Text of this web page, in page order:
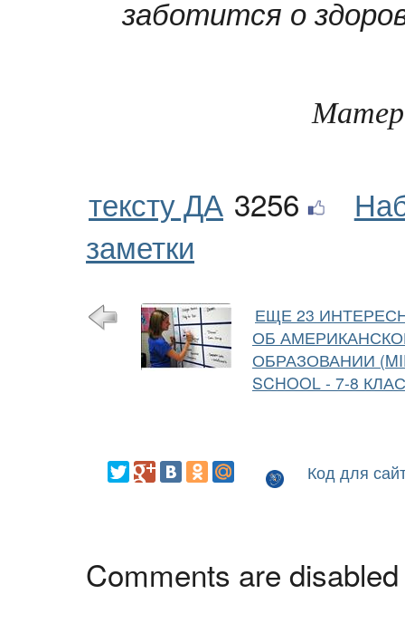
заботится о
тексту ДА 3256
заметки
ЕЩЕ 23
ОБ
ОБРАЗОВАНИИ
SCHOOL - 7-8
Код для
Comments are disabled